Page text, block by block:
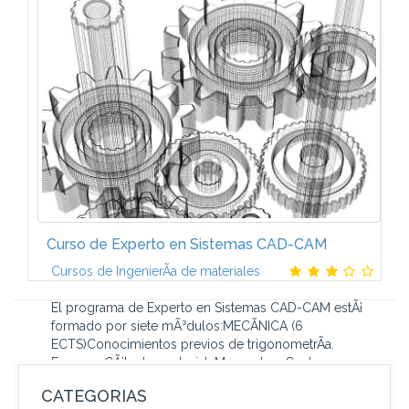
UNIDAD 1. CONCEPTOS GENERALESIntroducciÃ³n a
la energÃ­a hidroelÃ©ctrica. SituaciÃ³n actual de la
energÃ­a hidroelÃ©ctrica. Elementos constitutivos.
Minicentrales hidroelÃ©ctricas...
Curso de Experto en Sistemas CAD-CAM
Cursos de IngenierÃ­a de materiales
El programa de Experto en Sistemas CAD-CAM estÃ¡
formado por siete mÃ³dulos:MECÃNICA (6
ECTS)Conocimientos previos de trigonometrÃ­a.
Fuerzas. CÃ¡lculo vectorial. Momentos. Centros...
CATEGORIAS